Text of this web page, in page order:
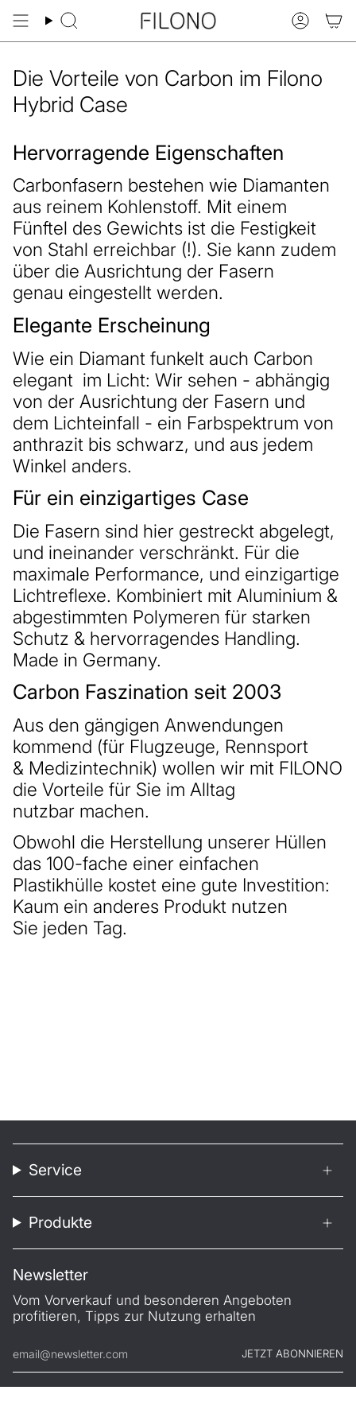
Inhalt
springen
Suche Konto
Die Vorteile von Carbon im Filono
Hybrid Case
Hervorragende Eigenschaften
Carbonfasern bestehen wie Diamanten
aus reinem Kohlenstoff. Mit einem
Fünftel des Gewichts ist die Festigkeit
von Stahl erreichbar (!). Sie kann zudem
über die Ausrichtung der Fasern
genau eingestellt werden.
Elegante Erscheinung
Wie ein Diamant funkelt auch Carbon
elegant im Licht: Wir sehen - abhängig
von der Ausrichtung der Fasern und
dem Lichteinfall - ein Farbspektrum von
anthrazit bis schwarz, und aus jedem
Winkel anders.
Für ein einzigartiges Case
Die Fasern sind hier gestreckt abgelegt,
und ineinander verschränkt. Für die
maximale Performance, und einzigartige
Lichtreflexe. Kombiniert mit Aluminium &
abgestimmten Polymeren für starken
Schutz & hervorragendes Handling.
Made in Germany.
Carbon Faszination seit 2003
Aus den gängigen Anwendungen
kommend (für Flugzeuge, Rennsport
& Medizintechnik) wollen wir mit FILONO
die Vorteile für Sie im Alltag
nutzbar machen.
Obwohl die Herstellung unserer Hüllen
das 100-fache einer einfachen
Plastikhülle kostet eine gute Investition:
Kaum ein anderes Produkt nutzen
Sie jeden Tag.
Service
Produkte
Newsletter
Vom Vorverkauf und besonderen Angeboten
profitieren, Tipps zur Nutzung erhalten
JETZT ABONNIEREN